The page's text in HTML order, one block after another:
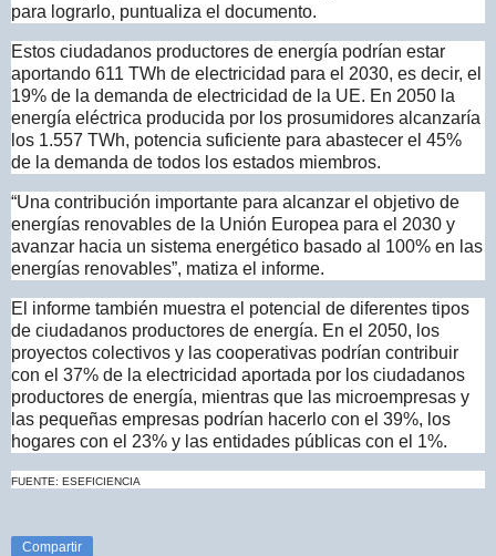
para lograrlo, puntualiza el documento.
Estos ciudadanos productores de energía podrían estar
aportando 611 TWh de electricidad para el 2030, es decir, el
19% de la demanda de electricidad de la UE. En 2050 la
energía eléctrica producida por los prosumidores alcanzaría
los 1.557 TWh, potencia suficiente para abastecer el 45%
de la demanda de todos los estados miembros.
“Una contribución importante para alcanzar el objetivo de
energías renovables de la Unión Europea para el 2030 y
avanzar hacia un sistema energético basado al 100% en las
energías renovables”, matiza el informe.
El informe también muestra el potencial de diferentes tipos
de ciudadanos productores de energía. En el 2050, los
proyectos colectivos y las cooperativas podrían contribuir
con el 37% de la electricidad aportada por los ciudadanos
productores de energía, mientras que las microempresas y
las pequeñas empresas podrían hacerlo con el 39%, los
hogares con el 23% y las entidades públicas con el 1%.
FUENTE: ESEFICIENCIA
Compartir